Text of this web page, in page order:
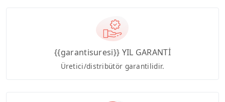
{{garantisuresi}} YIL GARANTİ
Üretici/distribütör garantilidir.